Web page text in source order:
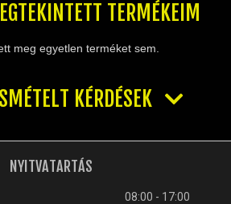
TERMÉKEIM
meg egyetlen terméket sem.
KÉRDÉSEK
NYITVATARTÁS
08:00 - 17:00